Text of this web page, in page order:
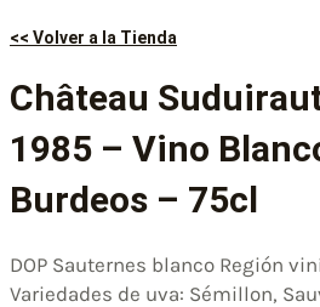
<< Volver a la Tienda
Château
1985 – Vino
Burdeos – 75cl
DOP Sauternes blanco Región
Variedades de uva: Sémillon,